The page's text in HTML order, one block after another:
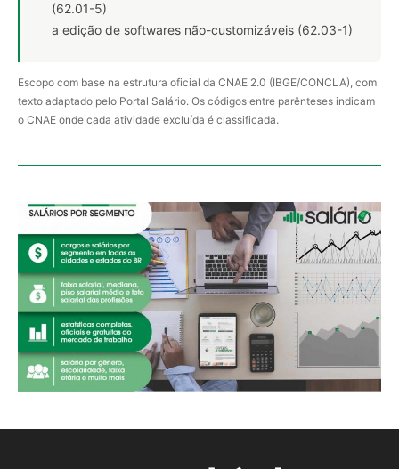
(62.01-5)
a edição de softwares não-customizáveis (62.03-1)
Escopo com base na estrutura oficial da CNAE 2.0 (IBGE/CONCLA), com
texto adaptado pelo Portal Salário. Os códigos entre parênteses indicam
o CNAE onde cada atividade excluída é classificada.